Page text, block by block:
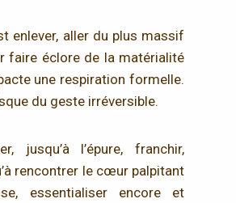
enlever, aller du plus massif
faire éclore de la matérialité
une respiration formelle.
du geste irréversible.
jusqu’à l’épure, franchir,
rencontrer le cœur palpitant
essentialiser encore et